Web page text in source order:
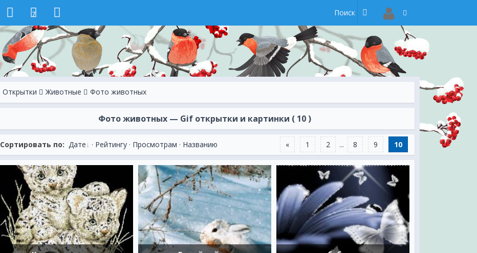
7
Открытки Животные Фото животных
Фото животных — Gif открытки и картинки ( 10 )
Сортировать по: Дате · Рейтингу · Просмотрам · Названию « 1 2 ... 8 9 10